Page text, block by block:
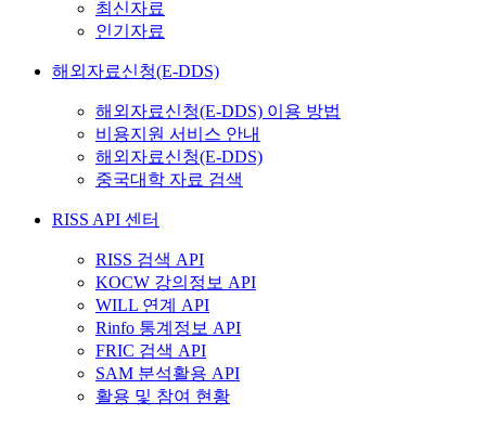
최신자료
인기자료
해외자료신청(E-DDS)
해외자료신청(E-DDS) 이용 방법
비용지원 서비스 안내
해외자료신청(E-DDS)
중국대학 자료 검색
RISS API 센터
RISS 검색 API
KOCW 강의정보 API
WILL 연계 API
Rinfo 통계정보 API
FRIC 검색 API
SAM 분석활용 API
활용 및 참여 현황